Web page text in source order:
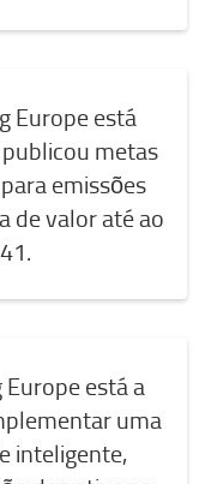
Europe está
metas
emissões
de valor até ao
está a
uma
inteligente,